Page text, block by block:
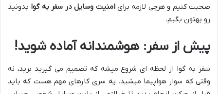
صحبت کنیم و هرچی لازمه برایامنیت وسایل در سفر به گوا بدونید
رو بهتون بگیم.
پیش از سفر: هوشمندانه آماده شوید!
سفر به گوا از لحظه ای شروع میشه که تصمیم می گیرید برید، نه
وقتی که سوار هواپیما میشید. یه سری کارهای مهم هست که باید